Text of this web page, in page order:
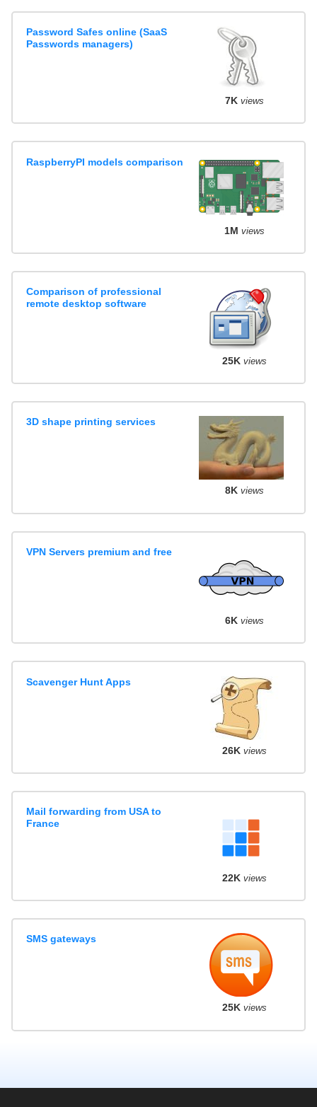
Password Safes online (SaaS
Passwords managers)
7K views
RaspberryPI models comparison
1M views
Comparison of professional
remote desktop software
25K views
3D shape printing services
8K views
VPN Servers premium and free
6K views
Scavenger Hunt Apps
26K views
Mail forwarding from USA to
France
22K views
SMS gateways
25K views